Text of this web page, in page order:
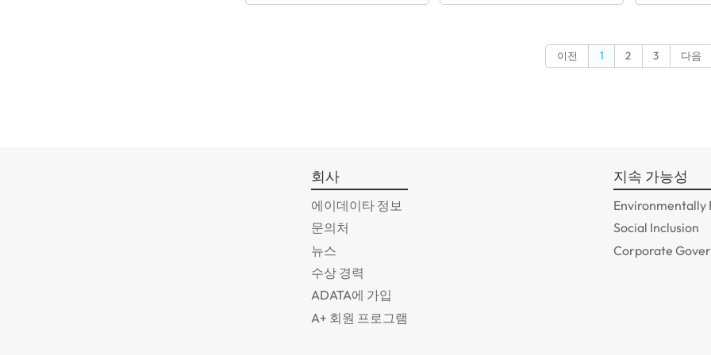
이전 1 2 3 다음
회사
에이데이타 정보
문의처
뉴스
수상 경력
ADATA에 가입
A+ 회원 프로그램
지속 가능성
Environmentally
Social Inclusion
Corporate